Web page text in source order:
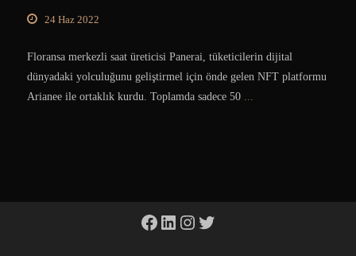
24 Haz 2022
Floransa merkezli saat üreticisi Panerai, tüketicilerin dijital
dünyadaki yolculuğunu geliştirmel için önde gelen NFT platformu
Arianee ile ortaklık kurdu. Toplamda sadece 50 ...
Facebook
LinkedIn
Instagram
Twitter